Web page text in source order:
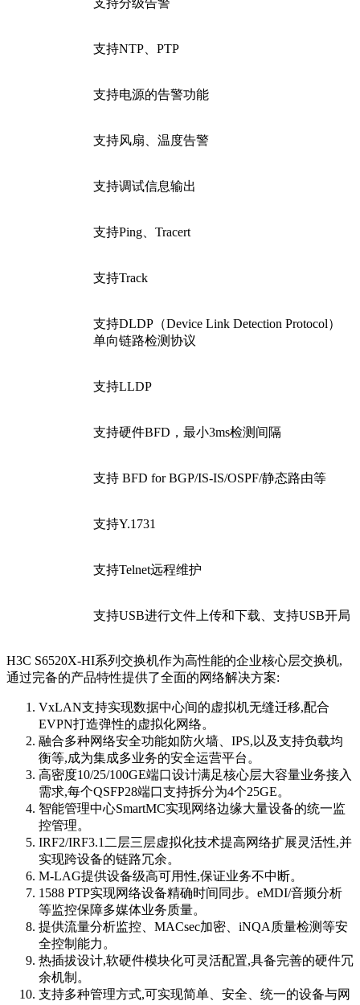
支持分级告警
支持NTP、PTP
支持电源的告警功能
支持风扇、温度告警
支持调试信息输出
支持Ping、Tracert
支持Track
支持DLDP（Device Link Detection Protocol）
单向链路检测协议
支持LLDP
支持硬件BFD，最小3ms检测间隔
支持 BFD for BGP/IS-IS/OSPF/静态路由等
支持Y.1731
支持Telnet远程维护
支持USB进行文件上传和下载、支持USB开局
H3C S6520X-HI系列交换机作为高性能的企业核心层交换机,
通过完备的产品特性提供了全面的网络解决方案:
VxLAN支持实现数据中心间的虚拟机无缝迁移,配合
EVPN打造弹性的虚拟化网络。
融合多种网络安全功能如防火墙、IPS,以及支持负载均
衡等,成为集成多业务的安全运营平台。
高密度10/25/100GE端口设计满足核心层大容量业务接入
需求,每个QSFP28端口支持拆分为4个25GE。
智能管理中心SmartMC实现网络边缘大量设备的统一监
控管理。
IRF2/IRF3.1二层三层虚拟化技术提高网络扩展灵活性,并
实现跨设备的链路冗余。
M-LAG提供设备级高可用性,保证业务不中断。
1588 PTP实现网络设备精确时间同步。eMDI/音频分析
等监控保障多媒体业务质量。
提供流量分析监控、MACsec加密、iNQA质量检测等安
全控制能力。
热插拔设计,软硬件模块化可灵活配置,具备完善的硬件冗
余机制。
支持多种管理方式,可实现简单、安全、统一的设备与网